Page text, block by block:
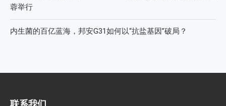
蓉举行
内生菌的百亿蓝海，邦安G31如何以“抗盐基因”破局？
联系我们